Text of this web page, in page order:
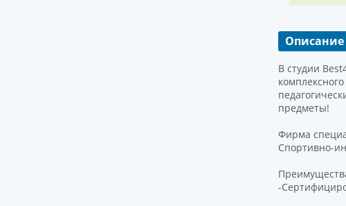
Описание
В студии
предметы!
Фирма
Спортивно-
-